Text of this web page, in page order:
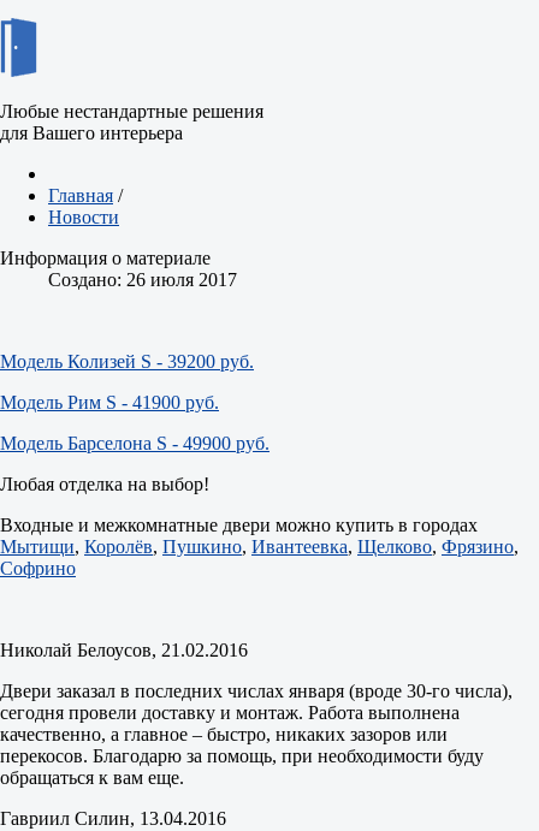
Любые нестандартные решения
для Вашего интерьера
Главная /
Новости
Информация о материале
Создано: 26 июля 2017
Модель Колизей S - 39200 руб.
Модель Рим S - 41900 руб.
Модель Барселона S - 49900 руб.
Любая отделка на выбор!
Входные и межкомнатные двери можно купить в городах
Мытищи, Королёв, Пушкино, Ивантеевка, Щелково, Фрязино,
Софрино
Николай Белоусов, 21.02.2016
Двери заказал в последних числах января (вроде 30-го числа),
сегодня провели доставку и монтаж. Работа выполнена
качественно, а главное – быстро, никаких зазоров или
перекосов. Благодарю за помощь, при необходимости буду
обращаться к вам еще.
Гавриил Силин, 13.04.2016